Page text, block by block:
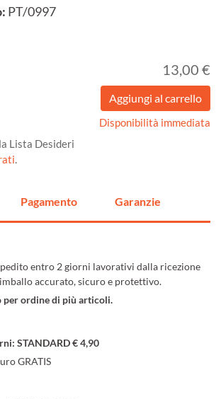
PT/0997
13,00 €
Disponibilità immediata
Lista Desideri
.
Pagamento Garanzie
entro 2 giorni lavorativi dalla ricezione
accurato, sicuro e protettivo.
per ordine di più articoli.
STANDARD € 4,90
GRATIS